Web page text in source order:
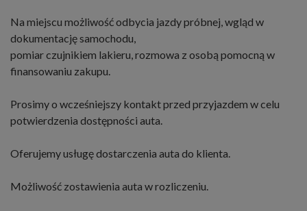
Na miejscu możliwość odbycia jazdy próbnej, wgląd w
dokumentację samochodu,
pomiar czujnikiem lakieru, rozmowa z osobą pomocną w
finansowaniu zakupu.
Prosimy o wcześniejszy kontakt przed przyjazdem w celu
potwierdzenia dostępności auta.
Oferujemy usługę dostarczenia auta do klienta.
Możliwość zostawienia auta w rozliczeniu.